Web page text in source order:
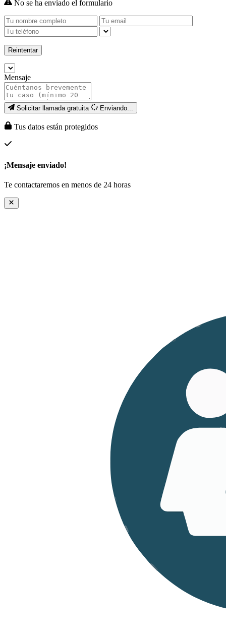
No se ha enviado el formulario
Reintentar
Mensaje
Solicitar llamada gratuita Enviando...
Tus datos están protegidos
¡Mensaje enviado!
Te contactaremos en menos de 24 horas